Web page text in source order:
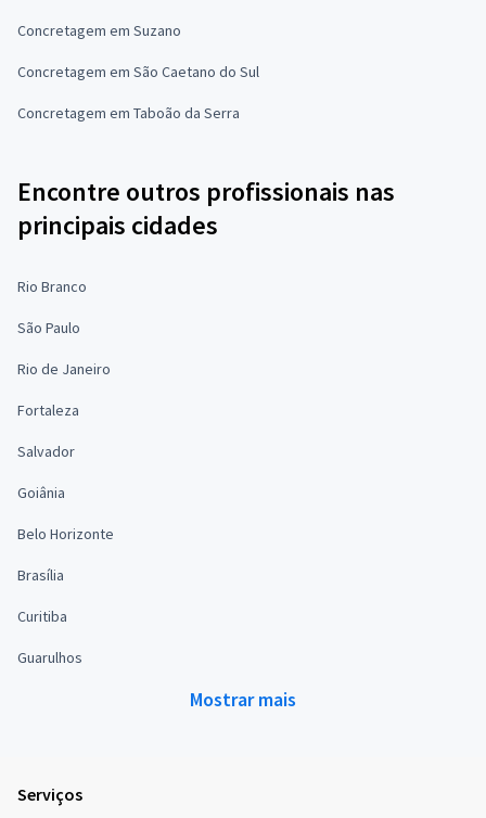
Concretagem em Suzano
Concretagem em São Caetano do Sul
Concretagem em Taboão da Serra
Encontre outros profissionais nas
principais cidades
Rio Branco
São Paulo
Rio de Janeiro
Fortaleza
Salvador
Goiânia
Belo Horizonte
Brasília
Curitiba
Guarulhos
Mostrar mais
Serviços